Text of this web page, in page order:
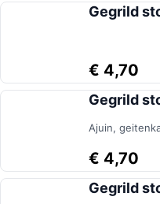
Gegrild
€ 4,70
Gegrild
Ajuin,
€ 4,70
Gegrild